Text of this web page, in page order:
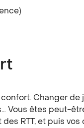
Changer
Vous êtes peut-
RTT, et puis